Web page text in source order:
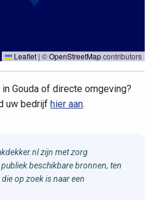
Leaflet | ©OpenStreetMapcontributors
Gouda of directe omgeving?
uw bedrijf hier aan.
zijn met zorg
beschikbare bronnen, ten
op zoek is naar een